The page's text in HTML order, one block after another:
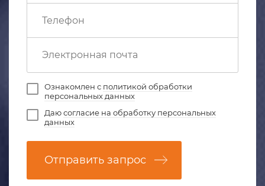
Ознакомлен с политикой обработки
персональных данных
Даюсогласие на обработку персональных
данных
Отправить запрос